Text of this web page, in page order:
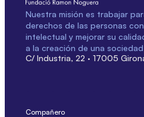
Nuestra misión es trabajar
derechos de las personas
intelectual y mejorar su
a la creación de una
C/ Industria, 22 · 17005
Compañero